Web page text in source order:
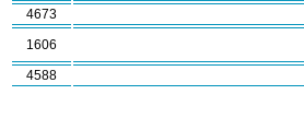
4673
1606
4588